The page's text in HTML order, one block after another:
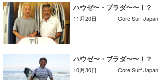
ハウゼ〜・ブラダ〜〜！？
11月20日 Core Surf Japan
ハウゼ〜・ブラダ〜〜！？
10月30日 Core Surf Japan
DELTA FORCE SURF
CBA Films
熊谷素子
進士剛光
田原啓江
植村未来
NOBUFUKU
Aichan
chan-U
ECE
G◎Da